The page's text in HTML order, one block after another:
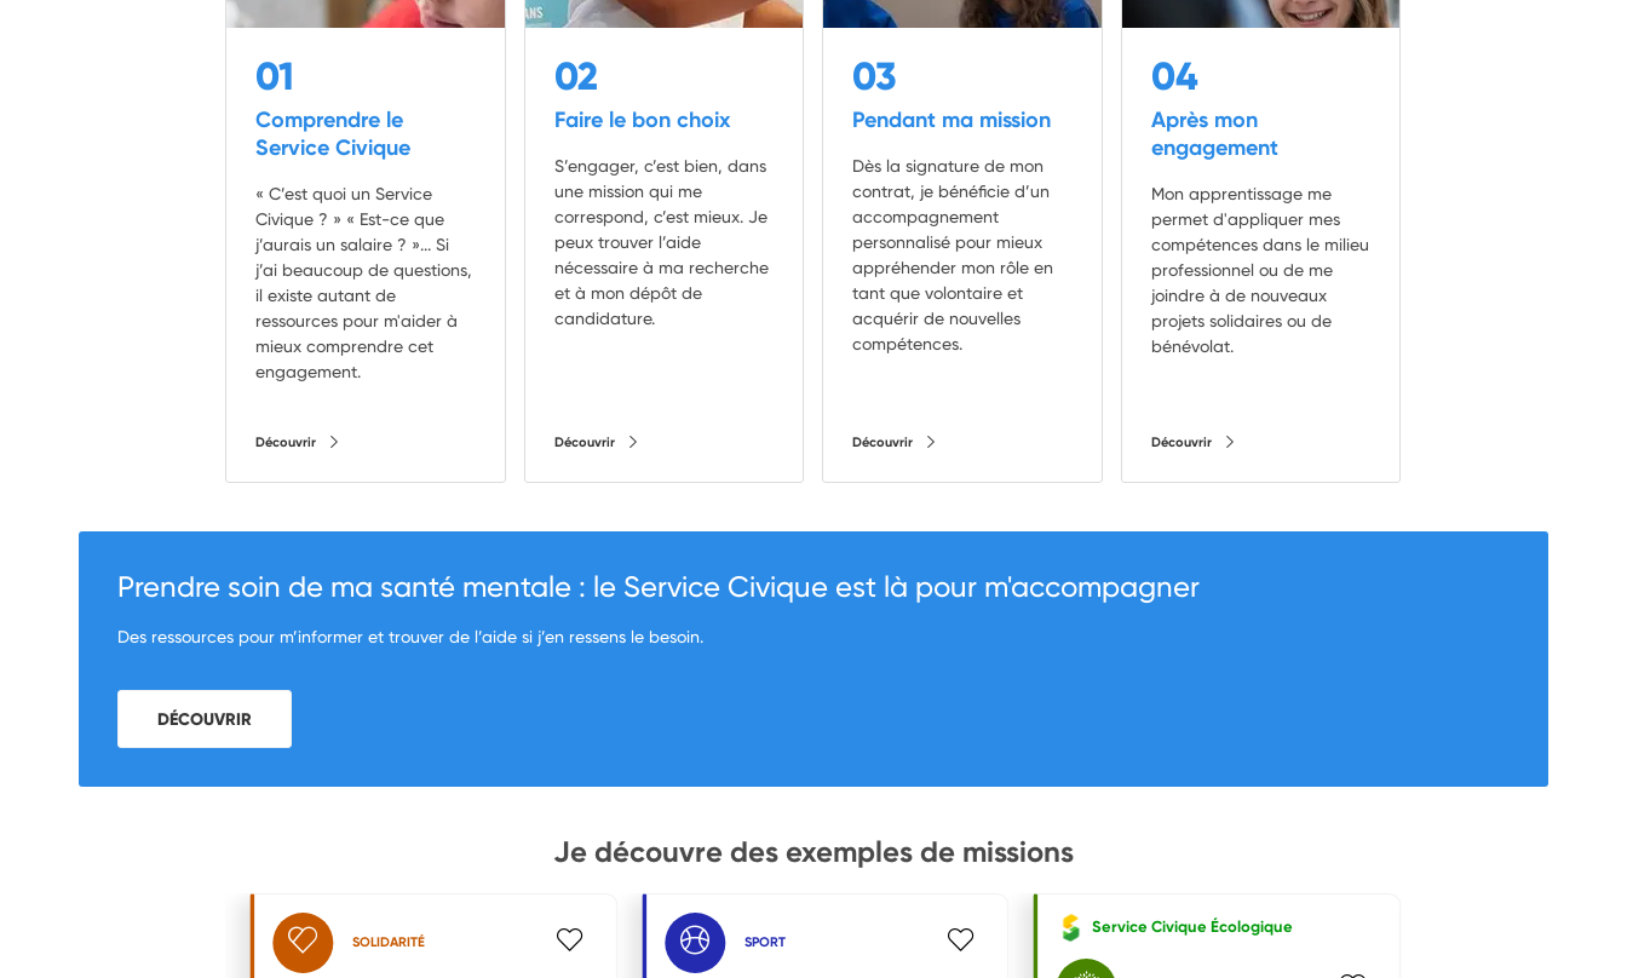
01
Comprendre le
Service Civique
« C’est quoi un Service
Civique ? » « Est-ce que
j’aurais un salaire ? »... Si
j’ai beaucoup de questions,
il existe autant de
ressources pour m'aider à
mieux comprendre cet
engagement.
Découvrir
02
Faire le bon choix
S’engager, c’est bien, dans
une mission qui me
correspond, c’est mieux. Je
peux trouver l’aide
nécessaire à ma recherche
et à mon dépôt de
candidature.
Découvrir
03
Pendant ma mission
Dès la signature de mon
contrat, je bénéficie d’un
accompagnement
personnalisé pour mieux
appréhender mon rôle en
tant que volontaire et
acquérir de nouvelles
compétences.
Découvrir
04
Après mon
engagement
Mon apprentissage me
permet d'appliquer mes
compétences dans le milieu
professionnel ou de me
joindre à de nouveaux
projets solidaires ou de
bénévolat.
Découvrir
Prendre soin de ma santé mentale : le Service Civique est là pour m'accompagner
Des ressources pour m’informer et trouver de l’aide si j’en ressens le besoin.
DÉCOUVRIR
Je découvre des exemples de missions
SOLIDARITÉ SPORT
Service Civique Écologique